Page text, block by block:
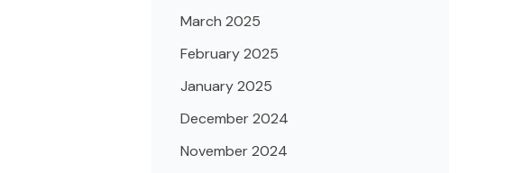
March 2025
February 2025
January 2025
December 2024
November 2024